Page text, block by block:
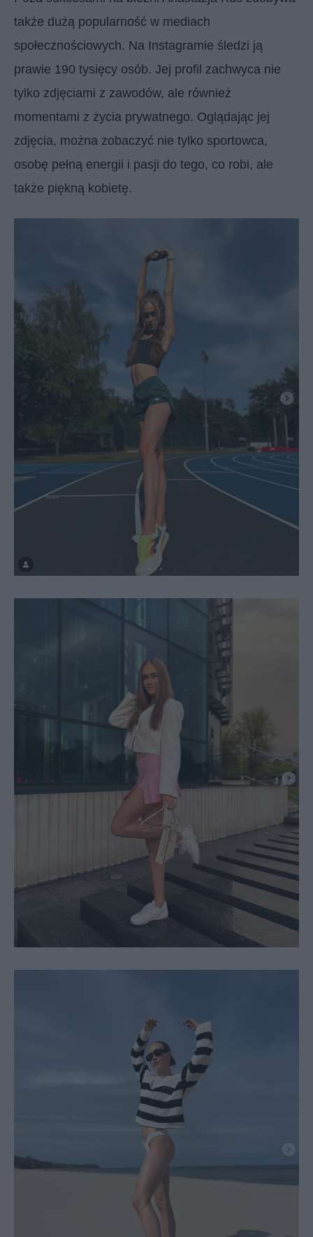
także dużą popularność w mediach
społecznościowych. Na Instagramie śledzi ją
prawie 190 tysięcy osób. Jej profil zachwyca nie
tylko zdjęciami z zawodów, ale również
momentami z życia prywatnego. Oglądając jej
zdjęcia, można zobaczyć nie tylko sportowca,
osobę pełną energii i pasji do tego, co robi​, ale
także piękną kobietę.